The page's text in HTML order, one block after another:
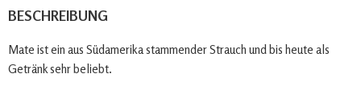
BESCHREIBUNG
Mate ist ein aus Südamerika stammender Strauch und bis heute als
Getränk sehr beliebt.